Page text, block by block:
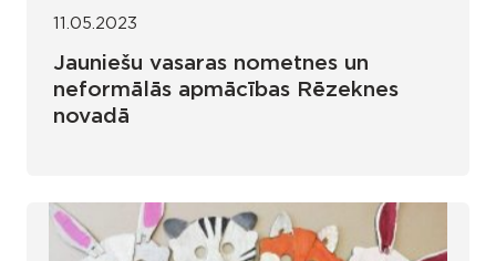
11.05.2023
Jauniešu vasaras nometnes un
neformālās apmācības Rēzeknes
novadā